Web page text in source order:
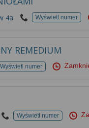
4a Wyświetl numer
REMEDIUM
Wyświetl numer
Wyświetl numer